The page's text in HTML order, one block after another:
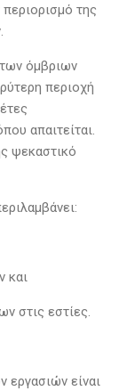
της
όμβριων
περιοχή
απαιτείται.
ψεκαστικό
και
στις εστίες.
εργασιών είναι